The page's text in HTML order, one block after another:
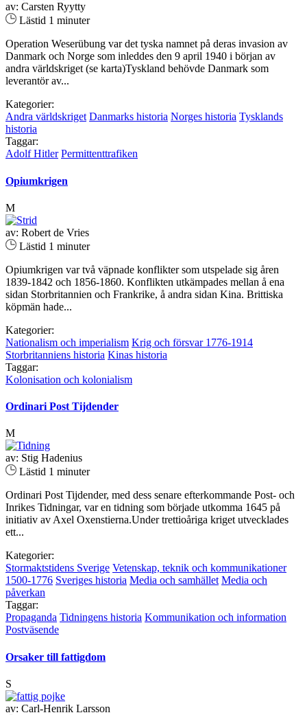
av: Carsten Ryytty
Lästid 1 minuter
Operation Weserübung var det tyska namnet på deras invasion av
Danmark och Norge som inleddes den 9 april 1940 i början av
andra världskriget (se karta)Tyskland behövde Danmark som
leverantör av...
Kategorier:
Andra världskriget Danmarks historia Norges historia Tysklands
historia
Taggar:
Adolf Hitler Permittenttrafiken
Opiumkrigen
M
av: Robert de Vries
Lästid 1 minuter
Opiumkrigen var två väpnade konflikter som utspelade sig åren
1839-1842 och 1856-1860. Konflikten utkämpades mellan å ena
sidan Storbritannien och Frankrike, å andra sidan Kina. Brittiska
köpmän hade...
Kategorier:
Nationalism och imperialism Krig och försvar 1776-1914
Storbritanniens historia Kinas historia
Taggar:
Kolonisation och kolonialism
Ordinari Post Tijdender
M
av: Stig Hadenius
Lästid 1 minuter
Ordinari Post Tijdender, med dess senare efterkommande Post- och
Inrikes Tidningar, var en tidning som började utkomma 1645 på
initiativ av Axel Oxenstierna.Under trettioåriga kriget utvecklades
ett...
Kategorier:
Stormaktstidens Sverige Vetenskap, teknik och kommunikationer
1500-1776 Sveriges historia Media och samhället Media och
påverkan
Taggar:
Propaganda Tidningens historia Kommunikation och information
Postväsende
Orsaker till fattigdom
S
av: Carl-Henrik Larsson